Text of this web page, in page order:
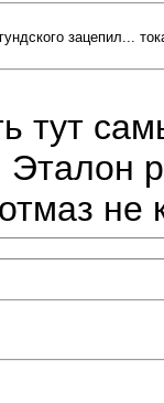
зацепил...
тут